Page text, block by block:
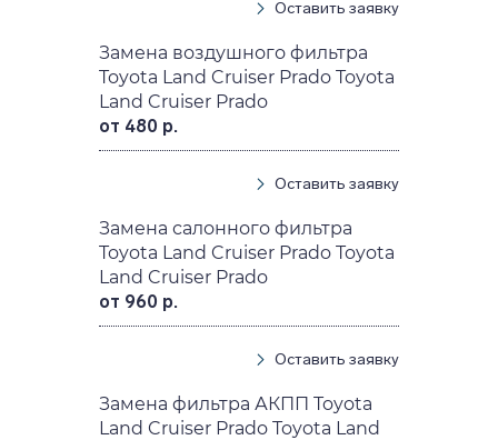
Оставить заявку
Замена воздушного фильтра
Toyota Land Cruiser Prado Toyota
Land Cruiser Prado
от 480 р.
Оставить заявку
Замена салонного фильтра
Toyota Land Cruiser Prado Toyota
Land Cruiser Prado
от 960 р.
Оставить заявку
Замена фильтра АКПП Toyota
Land Cruiser Prado Toyota Land